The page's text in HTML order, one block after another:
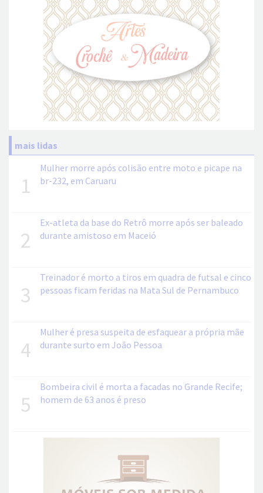
mais lidas
1
Mulher morre após colisão entre moto e picape na
br-232, em Caruaru
2
Ex-atleta da base do Retrô morre após ser baleado
durante amistoso em Maceió
3
Treinador é morto a tiros em quadra de futsal e cinco
pessoas ficam feridas na Mata Sul de Pernambuco
4
Mulher é presa suspeita de esfaquear a própria mãe
durante surto em João Pessoa
5
Bombeira civil é morta a facadas no Grande Recife;
homem de 63 anos é preso